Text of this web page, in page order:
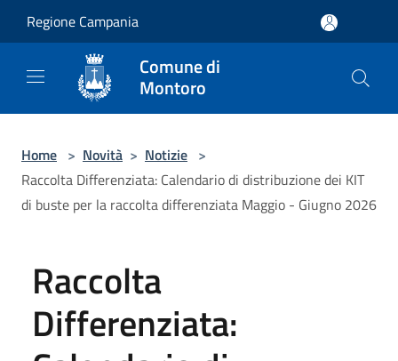
Regione Campania
Comune di
Montoro
Home > Novità > Notizie >
Raccolta Differenziata: Calendario di distribuzione dei KIT
di buste per la raccolta differenziata Maggio - Giugno 2026
Raccolta
Differenziata: